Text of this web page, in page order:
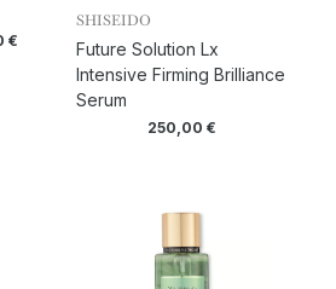
€
SHISEIDO
Future Solution Lx
Intensive Firming Brilliance
Serum
250,00 €